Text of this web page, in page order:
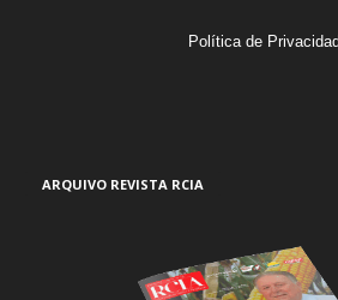
Política de
ARQUIVO REVISTA RCIA